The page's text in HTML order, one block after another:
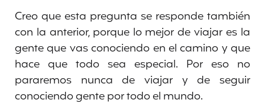
Creo que esta pregunta se responde también
con la anterior, porque lo mejor de viajar es la
gente que vas conociendo en el camino y que
hace que todo sea especial. Por eso no
pararemos nunca de viajar y de seguir
conociendo gente por todo el mundo.